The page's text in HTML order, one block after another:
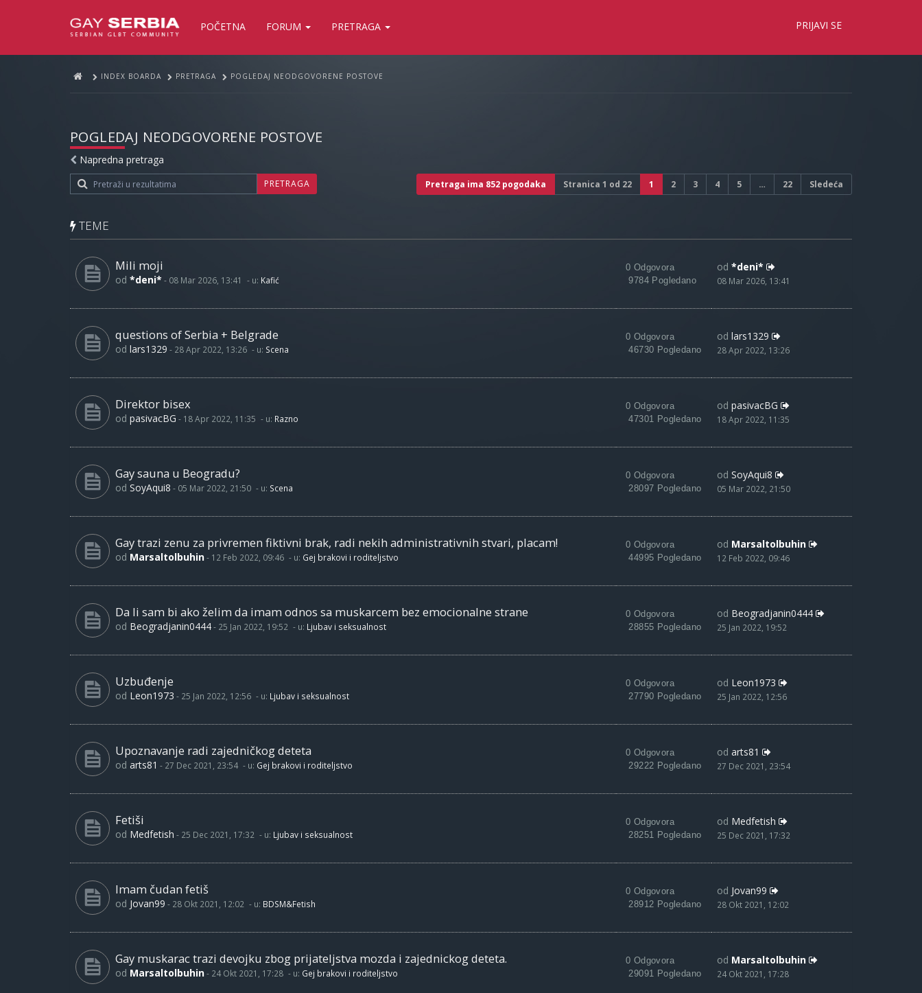
POČETNA FORUM PRETRAGA PRIJAVI SE
INDEX BOARDA PRETRAGA POGLEDAJ NEODGOVORENE POSTOVE
POGLEDAJ NEODGOVORENE POSTOVE
Napredna pretraga
PRETRAGA Pretraga ima 852 pogodaka Stranica 1 od 22 1 2 3 4 5 … 22 Sledeća
TEME
Mili moji
od *deni* - 08 Mar 2026, 13:41 - u: Kafić
0 Odgovora
9784 Pogledano
od *deni*
08 Mar 2026, 13:41
questions of Serbia + Belgrade
od lars1329 - 28 Apr 2022, 13:26 - u: Scena
0 Odgovora
46730 Pogledano
od lars1329
28 Apr 2022, 13:26
Direktor bisex
od pasivacBG - 18 Apr 2022, 11:35 - u: Razno
0 Odgovora
47301 Pogledano
od pasivacBG
18 Apr 2022, 11:35
Gay sauna u Beogradu?
od SoyAqui8 - 05 Mar 2022, 21:50 - u: Scena
0 Odgovora
28097 Pogledano
od SoyAqui8
05 Mar 2022, 21:50
Gay trazi zenu za privremen fiktivni brak, radi nekih administrativnih stvari, placam!
od Marsaltolbuhin- 12 Feb 2022, 09:46 - u: Gej brakovi i roditeljstvo
0 Odgovora
44995 Pogledano
od Marsaltolbuhin
12 Feb 2022, 09:46
Da li sam bi ako želim da imam odnos sa muskarcem bez emocionalne strane
od Beogradjanin0444- 25 Jan 2022, 19:52 - u: Ljubav i seksualnost
0 Odgovora
28855 Pogledano
od Beogradjanin0444
25 Jan 2022, 19:52
Uzbuđenje
od Leon1973 - 25 Jan 2022, 12:56 - u: Ljubav i seksualnost
0 Odgovora
27790 Pogledano
od Leon1973
25 Jan 2022, 12:56
Upoznavanje radi zajedničkog deteta
od arts81 - 27 Dec 2021, 23:54 - u: Gej brakovi i roditeljstvo
0 Odgovora
29222 Pogledano
od arts81
27 Dec 2021, 23:54
Fetiši
od Medfetish - 25 Dec 2021, 17:32 - u: Ljubav i seksualnost
0 Odgovora
28251 Pogledano
od Medfetish
25 Dec 2021, 17:32
Imam čudan fetiš
od Jovan99 - 28 Okt 2021, 12:02 - u: BDSM&Fetish
0 Odgovora
28912 Pogledano
od Jovan99
28 Okt 2021, 12:02
Gay muskarac trazi devojku zbog prijateljstva mozda i zajednickog deteta.
od Marsaltolbuhin- 24 Okt 2021, 17:28 - u: Gej brakovi i roditeljstvo
0 Odgovora
29091 Pogledano
od Marsaltolbuhin
24 Okt 2021, 17:28